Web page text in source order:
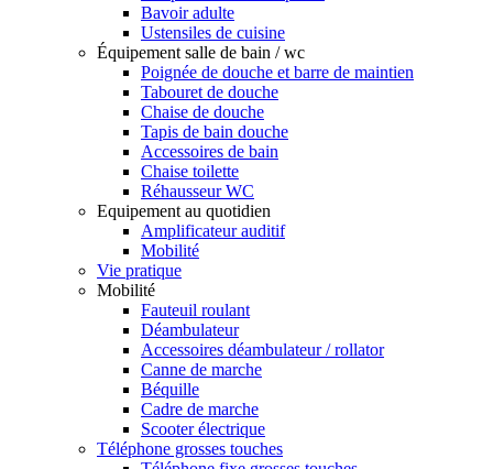
Bavoir adulte
Ustensiles de cuisine
Équipement salle de bain / wc
Poignée de douche et barre de maintien
Tabouret de douche
Chaise de douche
Tapis de bain douche
Accessoires de bain
Chaise toilette
Réhausseur WC
Equipement au quotidien
Amplificateur auditif
Mobilité
Vie pratique
Mobilité
Fauteuil roulant
Déambulateur
Accessoires déambulateur / rollator
Canne de marche
Béquille
Cadre de marche
Scooter électrique
Téléphone grosses touches